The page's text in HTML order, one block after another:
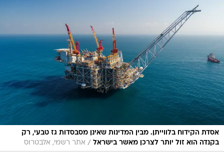
אסדת הקידוח בלווייתן. מבין המדינות שאינן מסבסדות גז טבעי, רק
בקנדה הוא זול יותר לצרכן מאשר בישראל / אתר רשמי, אלבטרוס